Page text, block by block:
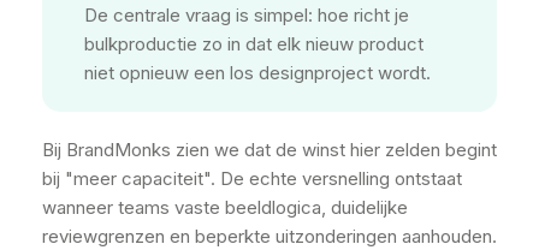
De centrale vraag is simpel: hoe richt je
bulkproductie zo in dat elk nieuw product
niet opnieuw een los designproject wordt.
Bij BrandMonks zien we dat de winst hier zelden begint
bij "meer capaciteit". De echte versnelling ontstaat
wanneer teams vaste beeldlogica, duidelijke
reviewgrenzen en beperkte uitzonderingen aanhouden.